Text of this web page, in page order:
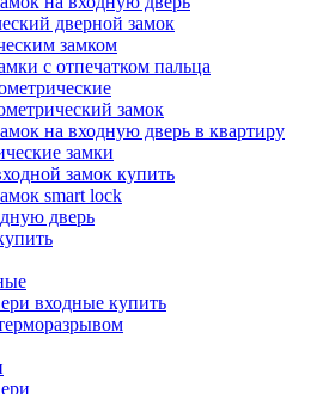
дверной замок
замком
с отпечатком пальца
замок
на входную дверь в квартиру
замки
замок купить
smart lock
дверь
входные купить